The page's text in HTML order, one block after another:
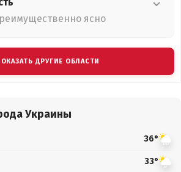
ясно
ДРУГИЕ ОБЛАСТИ
Украины
36°
33°